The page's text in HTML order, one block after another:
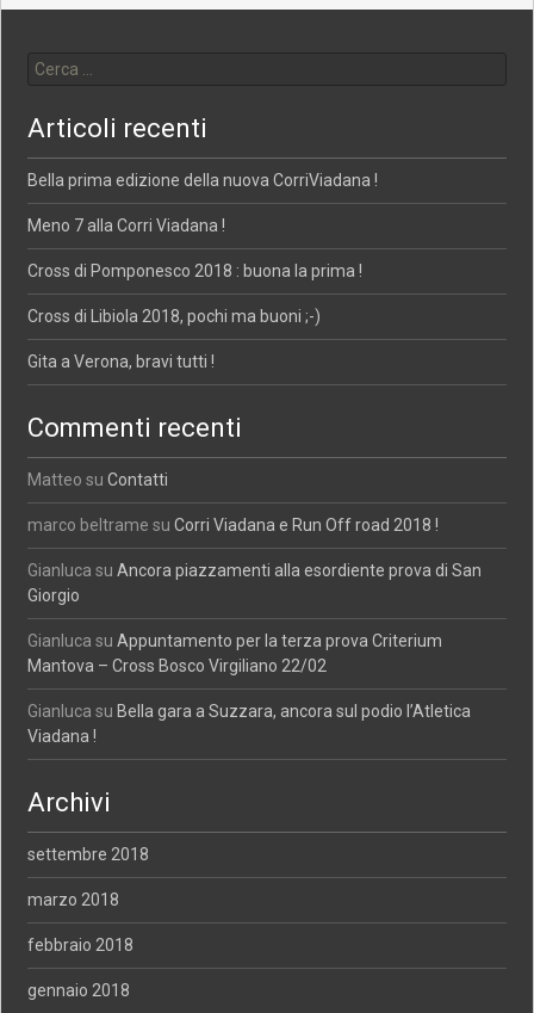
Articoli recenti
Bella prima edizione della nuova CorriViadana !
Meno 7 alla Corri Viadana !
Cross di Pomponesco 2018 : buona la prima !
Cross di Libiola 2018, pochi ma buoni ;-)
Gita a Verona, bravi tutti !
Commenti recenti
Matteo suContatti
marco beltrame suCorri Viadana e Run Off road 2018 !
Gianluca suAncora piazzamenti alla esordiente prova di San
Giorgio
Gianluca suAppuntamento per la terza prova Criterium
Mantova – Cross Bosco Virgiliano 22/02
Gianluca su Bella gara a Suzzara, ancora sul podio l’Atletica
Viadana !
Archivi
settembre 2018
marzo 2018
febbraio 2018
gennaio 2018